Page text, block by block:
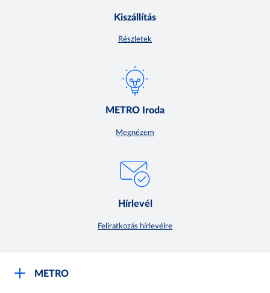
Kiszállítás
Részletek
METRO Iroda
Megnézem
Hírlevél
Feliratkozás hírlevélre
METRO